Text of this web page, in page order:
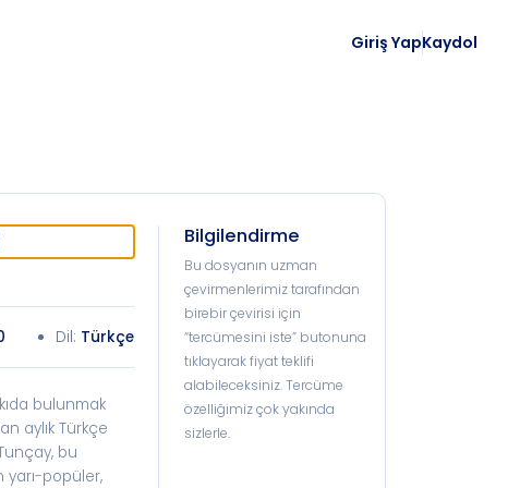
Giriş YapKaydol
Dil: Türkçe
bulunmak
aylık Türkçe
bu
yarı-popüler,
Bilgilendirme
Bu dosyanın uzman
çevirmenlerimiz tarafından
birebir çevirisi için
“tercümesini iste” butonuna
tıklayarak fiyat teklifi
alabileceksiniz. Tercüme
özelliğimiz çok yakında
sizlerle.